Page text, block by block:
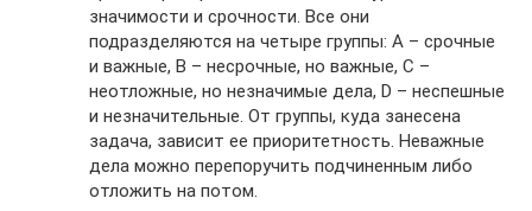
значимости и срочности. Все они
подразделяются на четыре группы: А – срочные
и важные, В – несрочные, но важные, С –
неотложные, но незначимые дела, D – неспешные
и незначительные. От группы, куда занесена
задача, зависит ее приоритетность. Неважные
дела можно перепоручить подчиненным либо
отложить на потом.